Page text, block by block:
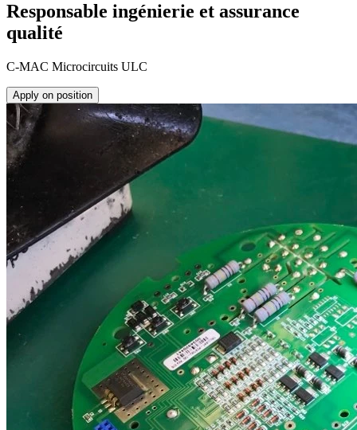
Responsable ingénierie et assurance
qualité
C-MAC Microcircuits ULC
Apply on position